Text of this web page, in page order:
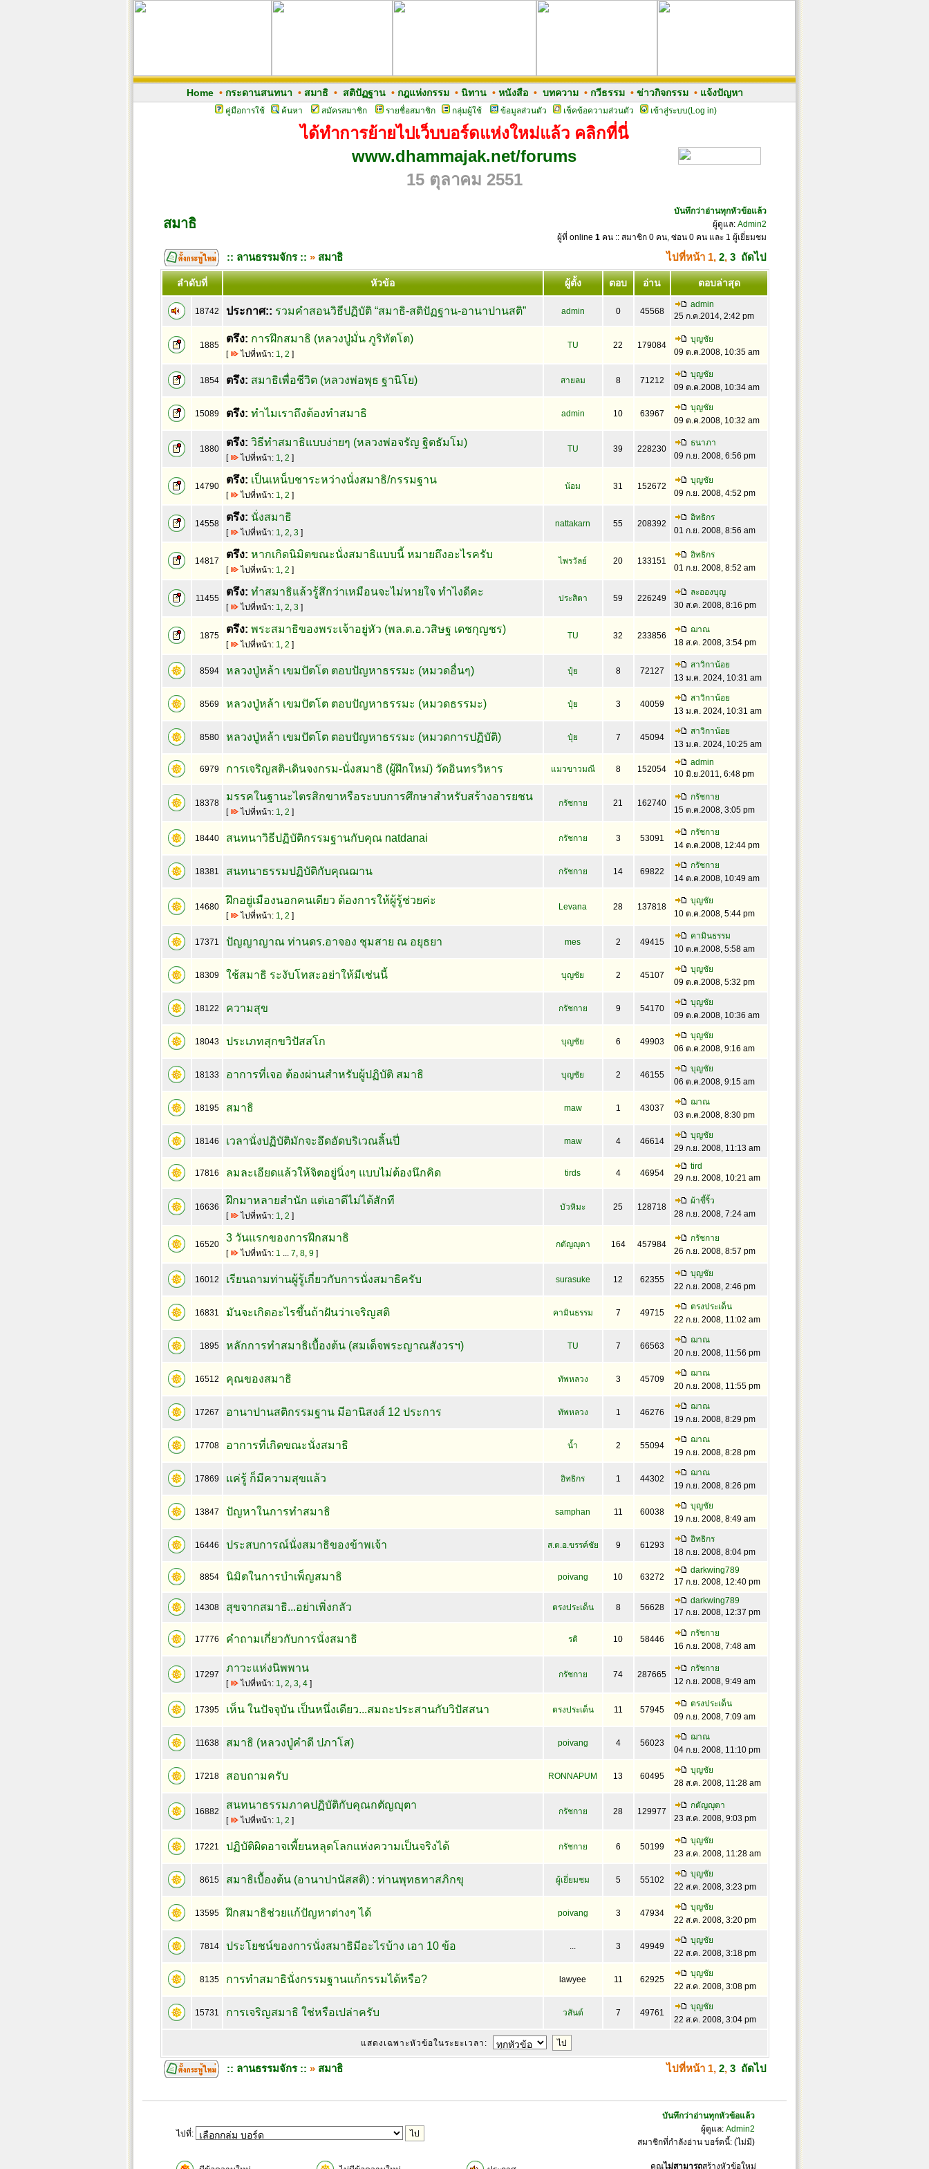
Home• กระดานสนทนา • สมาธิ• สติปัฏฐาน• กฎแห่งกรรม• นิทาน• หนังสือ• บทความ• กวีธรรม• ข่าวกิจกรรม• แจ้งปัญหา
คู่มือการใช้ ค้นหา สมัครสมาชิก รายชื่อสมาชิก กลุ่มผู้ใช้ ข้อมูลส่วนตัว เช็คข้อความส่วนตัว เข้าสู่ระบบ(Log in)
ได้ทำการย้ายไปเว็บบอร์ดแห่งใหม่แล้ว คลิกที่นี่
www.dhammajak.net/forums
15 ตุลาคม 2551
สมาธิ
บันทึกว่าอ่านทุกหัวข้อแล้ว
ผู้ดูแล: Admin2
ผู้ที่ online 1คน :: สมาชิก 0 คน, ซ่อน 0 คน และ 1 ผู้เยี่ยมชม
:: ลานธรรมจักร :: » สมาธิ ไปที่หน้า 1, 2, 3 ถัดไป
ลำดับที่ หัวข้อ ผู้ตั้ง ตอบ อ่าน ตอบล่าสุด
18742 ประกาศ:: รวมคำสอนวิธีปฏิบัติ “สมาธิ-สติปัฏฐาน-อานาปานสติ” admin 0 45568
admin
25 ก.ค.2014, 2:42 pm
1885
ตรึง: การฝึกสมาธิ (หลวงปู่มั่น ภูริทัตโต)
[ ไปที่หน้า: 1, 2 ]
TU 22 179084
บุญชัย
09 ต.ค.2008, 10:35 am
1854 ตรึง: สมาธิเพื่อชีวิต (หลวงพ่อพุธ ฐานิโย) สายลม 8 71212
บุญชัย
09 ต.ค.2008, 10:34 am
15089 ตรึง: ทำไมเราถึงต้องทำสมาธิ admin 10 63967
บุญชัย
09 ต.ค.2008, 10:32 am
1880
ตรึง: วิธีทำสมาธิแบบง่ายๆ (หลวงพ่อจรัญ ฐิตธัมโม)
[ ไปที่หน้า: 1, 2 ]
TU 39 228230
ธนาภา
09 ก.ย. 2008, 6:56 pm
14790
ตรึง: เป็นเหน็บชาระหว่างนั่งสมาธิ/กรรมฐาน
[ ไปที่หน้า: 1, 2 ]
น้อม 31 152672
บุญชัย
09 ก.ย. 2008, 4:52 pm
14558
ตรึง: นั่งสมาธิ
[ ไปที่หน้า: 1, 2, 3 ]
nattakarn 55 208392
อิทธิกร
01 ก.ย. 2008, 8:56 am
14817
ตรึง: หากเกิดนิมิตขณะนั่งสมาธิแบบนี้ หมายถึงอะไรครับ
[ ไปที่หน้า: 1, 2 ]
ไพรวัลย์ 20 133151
อิทธิกร
01 ก.ย. 2008, 8:52 am
11455
ตรึง: ทำสมาธิแล้วรู้สึกว่าเหมือนจะไม่หายใจ ทำไงดีคะ
[ ไปที่หน้า: 1, 2, 3 ]
ประสิตา 59 226249
ละอองบุญ
30 ส.ค. 2008, 8:16 pm
1875
ตรึง: พระสมาธิของพระเจ้าอยู่หัว (พล.ต.อ.วสิษฐ เดชกุญชร)
[ ไปที่หน้า: 1, 2 ]
TU 32 233856
ฌาณ
18 ส.ค. 2008, 3:54 pm
8594 หลวงปู่หล้า เขมปัตโต ตอบปัญหาธรรมะ (หมวดอื่นๆ) ปุ๋ย 8 72127
สาวิกาน้อย
13 ม.ค. 2024, 10:31 am
8569 หลวงปู่หล้า เขมปัตโต ตอบปัญหาธรรมะ (หมวดธรรมะ) ปุ๋ย 3 40059
สาวิกาน้อย
13 ม.ค. 2024, 10:31 am
8580 หลวงปู่หล้า เขมปัตโต ตอบปัญหาธรรมะ (หมวดการปฏิบัติ) ปุ๋ย 7 45094
สาวิกาน้อย
13 ม.ค. 2024, 10:25 am
6979 การเจริญสติ-เดินจงกรม-นั่งสมาธิ (ผู้ฝึกใหม่) วัดอินทรวิหาร แมวขาวมณี 8 152054
admin
10 มิ.ย.2011, 6:48 pm
18378
มรรคในฐานะไตรสิกขาหรือระบบการศึกษาสำหรับสร้างอารยชน
[ ไปที่หน้า: 1, 2 ]
กรัชกาย 21 162740
กรัชกาย
15 ต.ค.2008, 3:05 pm
18440 สนทนาวิธีปฏิบัติกรรมฐานกับคุณ natdanai กรัชกาย 3 53091
กรัชกาย
14 ต.ค.2008, 12:44 pm
18381 สนทนาธรรมปฏิบัติกับคุณฌาน กรัชกาย 14 69822
กรัชกาย
14 ต.ค.2008, 10:49 am
14680
ฝึกอยู่เมืองนอกคนเดียว ต้องการให้ผู้รู้ช่วยค่ะ
[ ไปที่หน้า: 1, 2 ]
Levana 28 137818
บุญชัย
10 ต.ค.2008, 5:44 pm
17371 ปัญญาญาณ ท่านดร.อาจอง ชุมสาย ณ อยุธยา mes 2 49415
คามินธรรม
10 ต.ค.2008, 5:58 am
18309 ใช้สมาธิ ระงับโทสะอย่าให้มีเช่นนี้ บุญชัย 2 45107
บุญชัย
09 ต.ค.2008, 5:32 pm
18122 ความสุข กรัชกาย 9 54170
บุญชัย
09 ต.ค.2008, 10:36 am
18043 ประเภทสุกขวิปัสสโก บุญชัย 6 49903
บุญชัย
06 ต.ค.2008, 9:16 am
18133 อาการที่เจอ ต้องผ่านสำหรับผู้ปฏิบัติ สมาธิ บุญชัย 2 46155
บุญชัย
06 ต.ค.2008, 9:15 am
18195 สมาธิ maw 1 43037
ฌาณ
03 ต.ค.2008, 8:30 pm
18146 เวลานั่งปฏิบัติมักจะอึดอัดบริเวณลิ้นปี่ maw 4 46614
บุญชัย
29 ก.ย. 2008, 11:13 am
17816 ลมละเอียดแล้วให้จิตอยู่นิ่งๆ แบบไม่ต้องนึกคิด tirds 4 46954
tird
29 ก.ย. 2008, 10:21 am
16636
ฝึกมาหลายสำนัก แต่เอาดีไม่ได้สักที
[ ไปที่หน้า: 1, 2 ]
บัวหิมะ 25 128718
ผ้าขี้ริ้ว
28 ก.ย. 2008, 7:24 am
16520
3 วันแรกของการฝีกสมาธิ
[ ไปที่หน้า: 1 ... 7, 8, 9]
กตัญญุตา 164 457984
กรัชกาย
26 ก.ย. 2008, 8:57 pm
16012 เรียนถามท่านผู้รู้เกี่ยวกับการนั่งสมาธิครับ surasuke 12 62355
บุญชัย
22 ก.ย. 2008, 2:46 pm
16831 มันจะเกิดอะไรขึ้นถ้าฝันว่าเจริญสติ คามินธรรม 7 49715
ตรงประเด็น
22 ก.ย. 2008, 11:02 am
1895 หลักการทำสมาธิเบื้องต้น (สมเด็จพระญาณสังวรฯ) TU 7 66563
ฌาณ
20 ก.ย. 2008, 11:56 pm
16512 คุณของสมาธิ ทัพหลวง 3 45709
ฌาณ
20 ก.ย. 2008, 11:55 pm
17267 อานาปานสติกรรมฐาน มีอานิสงส์ 12 ประการ ทัพหลวง 1 46276
ฌาณ
19 ก.ย. 2008, 8:29 pm
17708 อาการที่เกิดขณะนั่งสมาธิ น้ำ 2 55094
ฌาณ
19 ก.ย. 2008, 8:28 pm
17869 เเค่รู้ ก็มีความสุขเเล้ว อิทธิกร 1 44302
ฌาณ
19 ก.ย. 2008, 8:26 pm
13847 ปัญหาในการทำสมาธิ samphan 11 60038
บุญชัย
19 ก.ย. 2008, 8:49 am
16446 ประสบการณ์นั่งสมาธิของข้าพเจ้า ส.ต.อ.ขรรค์ชัย 9 61293
อิทธิกร
18 ก.ย. 2008, 8:04 pm
8854 นิมิตในการบำเพ็ญสมาธิ poivang 10 63272
darkwing789
17 ก.ย. 2008, 12:40 pm
14308 สุขจากสมาธิ...อย่าเพิ่งกลัว ตรงประเด็น 8 56628
darkwing789
17 ก.ย. 2008, 12:37 pm
17776 คำถามเกี่ยวกับการนั่งสมาธิ รติ 10 58446
กรัชกาย
16 ก.ย. 2008, 7:48 am
17297
ภาวะแห่งนิพพาน
[ ไปที่หน้า: 1, 2, 3, 4]
กรัชกาย 74 287665
กรัชกาย
12 ก.ย. 2008, 9:49 am
17395 เห็น ในปัจจุบัน เป็นหนึ่งเดียว...สมถะประสานกับวิปัสสนา ตรงประเด็น 11 57945
ตรงประเด็น
09 ก.ย. 2008, 7:09 am
11638 สมาธิ (หลวงปู่คำดี ปภาโส) poivang 4 56023
ฌาณ
04 ก.ย. 2008, 11:10 pm
17218 สอบถามครับ RONNAPUM 13 60495
บุญชัย
28 ส.ค. 2008, 11:28 am
16882
สนทนาธรรมภาคปฏิบัติกับคุณกตัญญุตา
[ ไปที่หน้า: 1, 2 ]
กรัชกาย 28 129977
กตัญญุตา
23 ส.ค. 2008, 9:03 pm
17221 ปฏิบัติผิดอาจเพี้ยนหลุดโลกแห่งความเป็นจริงได้ กรัชกาย 6 50199
บุญชัย
23 ส.ค. 2008, 11:28 am
8615 สมาธิเบื้องต้น (อานาปานัสสติ) : ท่านพุทธทาสภิกขุ ผู้เยี่ยมชม 5 55102
บุญชัย
22 ส.ค. 2008, 3:23 pm
13595 ฝึกสมาธิช่วยแก้ปัญหาต่างๆ ได้ poivang 3 47934
บุญชัย
22 ส.ค. 2008, 3:20 pm
7814 ประโยชน์ของการนั่งสมาธิมีอะไรบ้าง เอา 10 ข้อ ... 3 49949
บุญชัย
22 ส.ค. 2008, 3:18 pm
8135 การทำสมาธินั่งกรรมฐานแก้กรรมได้หรือ? lawyee 11 62925
บุญชัย
22 ส.ค. 2008, 3:08 pm
15731 การเจริญสมาธิ ใช่หรือเปล่าครับ วสันต์ 7 49761
บุญชัย
22 ส.ค. 2008, 3:04 pm
แสดงเฉพาะหัวข้อในระยะเวลา:
:: ลานธรรมจักร :: » สมาธิ ไปที่หน้า 1, 2, 3 ถัดไป
ไปที่:
บันทึกว่าอ่านทุกหัวข้อแล้ว
ผู้ดูแล: Admin2
สมาชิกที่กำลังอ่าน บอร์ดนี้: (ไม่มี)
คุณไม่สามารถสร้างหัวข้อใหม่